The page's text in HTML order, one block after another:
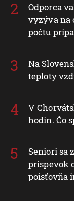
Odporca
vyzýva na
počtu
Na
teploty
V
hodín. Čo
Seniori sa
príspevok
poisťovňa